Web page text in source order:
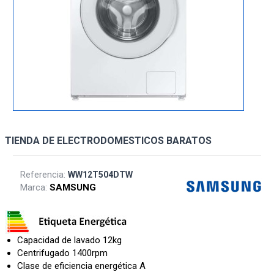
TIENDA DE ELECTRODOMESTICOS BARATOS
Referencia:WW12T504DTW
Marca:SAMSUNG
Capacidad de lavado 12kg
Centrifugado 1400rpm
Clase de eficiencia energética A